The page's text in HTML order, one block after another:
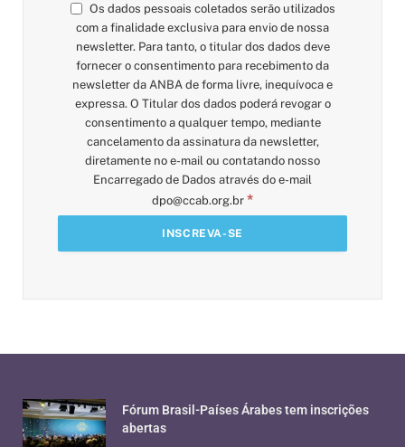
Os dados pessoais coletados serão utilizados
com a finalidade exclusiva para envio de nossa
newsletter. Para tanto, o titular dos dados deve
fornecer o consentimento para recebimento da
newsletter da ANBA de forma livre, inequívoca e
expressa. O Titular dos dados poderá revogar o
consentimento a qualquer tempo, mediante
cancelamento da assinatura da newsletter,
diretamente no e-mail ou contatando nosso
Encarregado de Dados através do e-mail
dpo@ccab.org.br *
Fórum Brasil-Países Árabes tem inscrições
abertas